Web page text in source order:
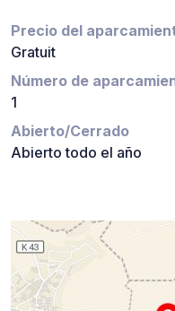
Precio del
Gratuit
Número de
1
Abierto/Cerrado
Abierto todo el año